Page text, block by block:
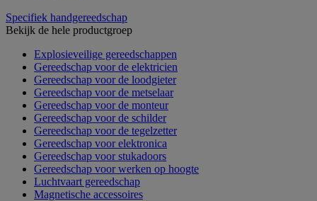
Specifiek handgereedschap
Bekijk de hele productgroep
Explosieveilige gereedschappen
Gereedschap voor de elektricien
Gereedschap voor de loodgieter
Gereedschap voor de metselaar
Gereedschap voor de monteur
Gereedschap voor de schilder
Gereedschap voor de tegelzetter
Gereedschap voor elektronica
Gereedschap voor stukadoors
Gereedschap voor werken op hoogte
Luchtvaart gereedschap
Magnetische accessoires